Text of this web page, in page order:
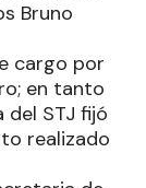
Bruno
cargo por
en tanto
del STJ fijó
realizado